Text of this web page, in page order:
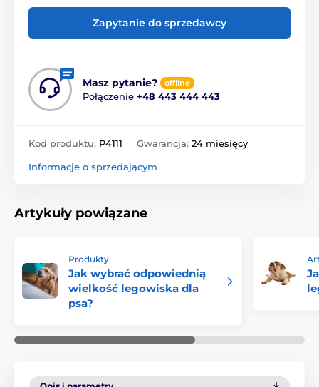
Zapytanie do sprzedawcy
Masz pytanie? offline
Połączenie +48 443 444 443
Kod produktu: P4111 Gwarancja: 24 miesięcy
Informacje o sprzedającym
Artykuły powiązane
Produkty
Jak wybrać odpowiednią
wielkość legowiska dla
psa?